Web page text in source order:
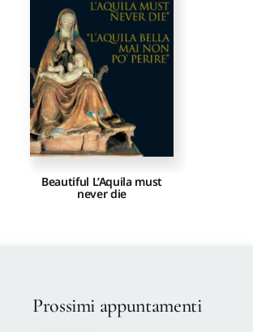
Proposte di pubblicazione
Gangemi Editore
Newsletter
Beautiful L’Aquila must
never die
Prossimi appuntamenti